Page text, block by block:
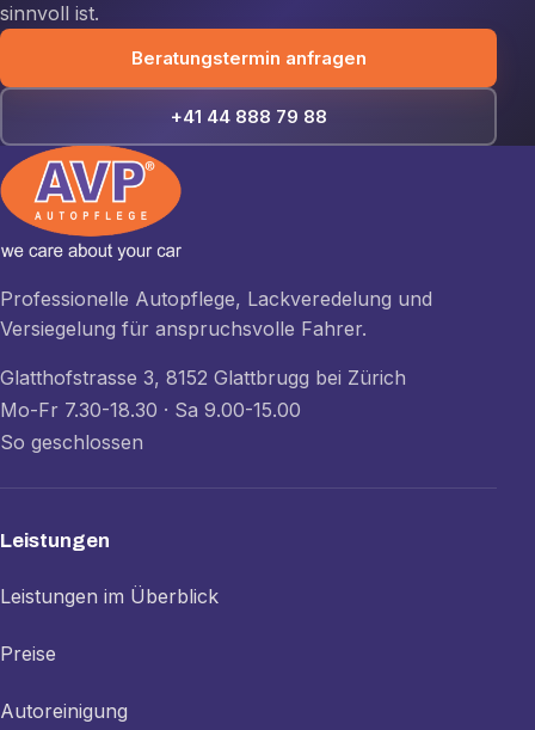
sinnvoll ist.
Beratungstermin anfragen
+41 44 888 79 88
Professionelle Autopflege, Lackveredelung und
Versiegelung für anspruchsvolle Fahrer.
Glatthofstrasse 3, 8152 Glattbrugg bei Zürich
Mo-Fr 7.30-18.30 · Sa 9.00-15.00
So geschlossen
Leistungen
Leistungen im Überblick
Preise
Autoreinigung